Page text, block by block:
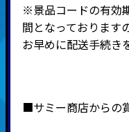
※景品コードの有効
間となっております
お早めに配送手続き
■サミー商店からの